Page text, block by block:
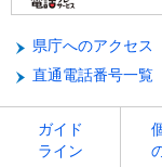
県庁へのアクセス
直通電話番号一覧
ガイド
ライン